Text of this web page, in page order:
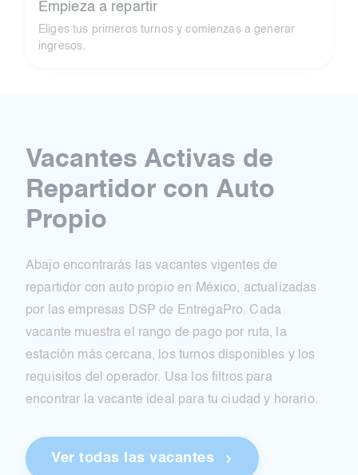
Empieza a repartir
Eliges tus primeros turnos y comienzas a generar
ingresos.
Vacantes Activas de
Repartidor con Auto
Propio
Abajo encontrarás las vacantes vigentes de
repartidor con auto propio en México, actualizadas
por las empresas DSP de EntregaPro. Cada
vacante muestra el rango de pago por ruta, la
estación más cercana, los turnos disponibles y los
requisitos del operador. Usa los filtros para
encontrar la vacante ideal para tu ciudad y horario.
Ver todas las vacantes